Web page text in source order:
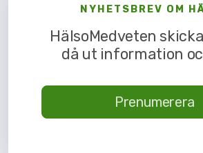
NYHETSBREV OM
HälsoMedveten
då ut information
Prenumerera